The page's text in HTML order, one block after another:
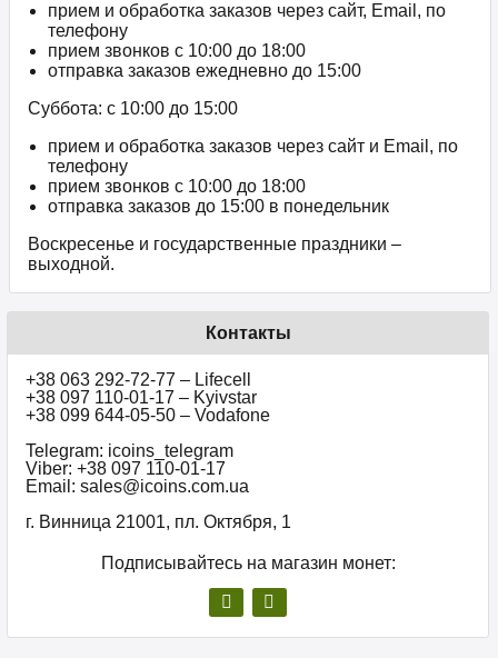
прием и обработка заказов через сайт, Email, по
телефону
прием звонков c 10:00 до 18:00
отправка заказов ежедневно до 15:00
Суббота: с 10:00 до 15:00
прием и обработка заказов через сайт и Email, по
телефону
прием звонков c 10:00 до 18:00
отправка заказов до 15:00 в понедельник
Воскресенье и государственные праздники –
выходной.
Контакты
+38 063 292-72-77 – Lifecell
+38 097 110-01-17 – Kyivstar
+38 099 644-05-50 – Vodafone
Telegram: icoins_telegram
Viber: +38 097 110-01-17
Email: sales@icoins.com.ua
г. Винница 21001, пл. Октября, 1
Подписывайтесь на магазин монет: